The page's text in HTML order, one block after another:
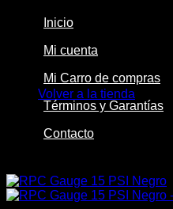
Volver a la tienda
Inicio
Mi cuenta
Mi Carro de compras
Términos y Garantías
Contacto